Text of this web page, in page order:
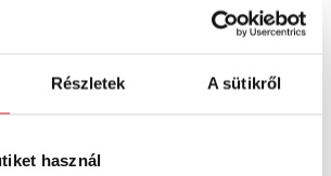
Részletek A sütikről
használ
kábelek, hajtórudak és más
menettel, amelyek közül az